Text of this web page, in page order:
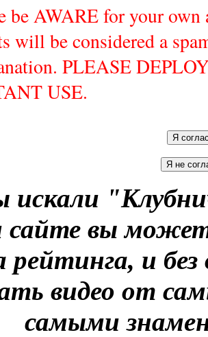
be AWARE for your
will be considered a
PLEASE
USE.
искали
вы
рейтинга, и
видео от
самыми